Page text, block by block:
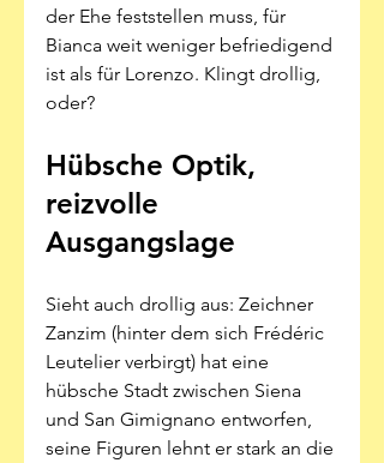
der Ehe feststellen muss, für
Bianca weit weniger befriedigend
ist als für Lorenzo. Klingt drollig,
oder?
Hübsche Optik,
reizvolle
Ausgangslage
Sieht auch drollig aus: Zeichner
Zanzim (hinter dem sich Frédéric
Leutelier verbirgt) hat eine
hübsche Stadt zwischen Siena
und San Gimignano entworfen,
seine Figuren lehnt er stark an die